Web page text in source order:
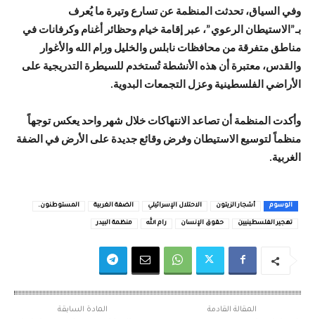
وفي السياق، تحدثت المنظمة عن تسارع وتيرة ما يُعرف
بـ”الاستيطان الرعوي”، عبر إقامة خيام وحظائر أغنام وكرفانات في
مناطق متفرقة من محافظات نابلس والخليل ورام الله والأغوار
والقدس، معتبرة أن هذه الأنشطة تُستخدم للسيطرة التدريجية على
الأراضي الفلسطينية وعزل التجمعات البدوية.
وأكدت المنظمة أن تصاعد الانتهاكات خلال شهر واحد يعكس توجهاً
منظماً لتوسيع الاستيطان وفرض وقائع جديدة على الأرض في الضفة
الغربية.
الوسوم أشجار الزيتون الاحتلال الإسرائيلي الضفة الغربية المستوطنون.
تهجير الفلسطينيين حقوق الإنسان رام الله منظمة البيدر
المادة السابقة
المقالة القادمة